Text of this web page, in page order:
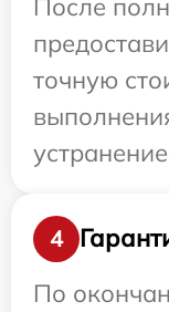
После
точную
4
По